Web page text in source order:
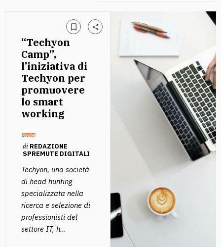
“Techyon
Camp”,
l’iniziativa di
Techyon per
promuovere
lo smart
working
di REDAZIONE
SPREMUTE DIGITALI
Techyon, una società
di head hunting
specializzata nella
ricerca e selezione di
professionisti del
settore IT, h...